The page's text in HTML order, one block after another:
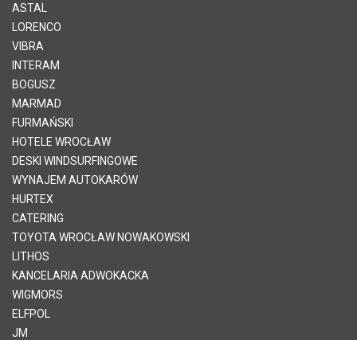
ASTAL
LORENCO
VIBRA
INTERAM
BOGUSZ
MARMAD
FURMAŃSKI
HOTELE WROCŁAW
DESKI WINDSURFINGOWE
WYNAJEM AUTOKARÓW
HURTEX
CATERING
TOYOTA WROCŁAW NOWAKOWSKI
LITHOS
KANCELARIA ADWOKACKA
WIGMORS
ELFPOL
JM